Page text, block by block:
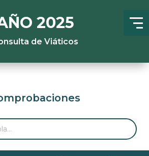
2025
de Viáticos